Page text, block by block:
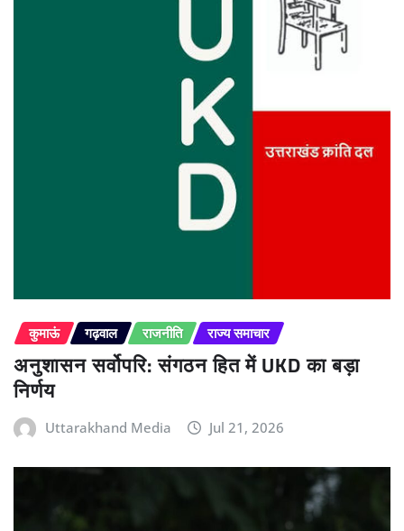
कुमाऊं गढ़वाल राजनीति राज्य समाचार
अनुशासन सर्वोपरि: संगठन हित में UKD का बड़ा
निर्णय
Uttarakhand Media Jul 21, 2026